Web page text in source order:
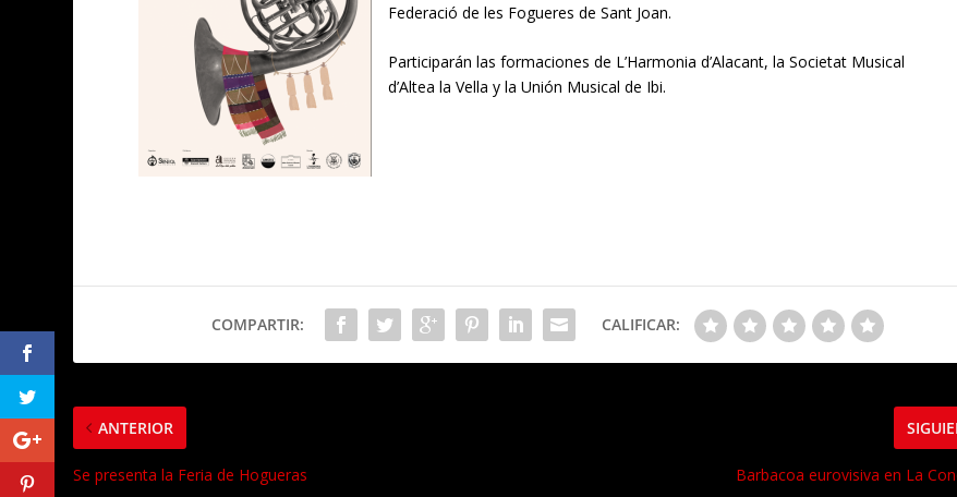
Federació de les Fogueres de Sant Joan.
Participarán las formaciones de L’Harmonia d’Alacant, la Societat Musical
d’Altea la Vella y la Unión Musical de Ibi.
COMPARTIR: CALIFICAR:
ANTERIOR
Se presenta la Feria de Hogueras Barbacoa eurovisiva en La